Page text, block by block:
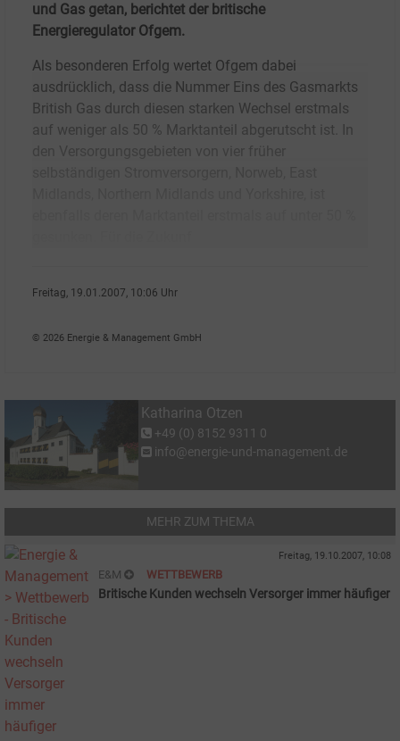
und Gas getan, berichtet der britische
Energieregulator Ofgem.
Als besonderen Erfolg wertet Ofgem dabei
ausdrücklich, dass die Nummer Eins des Gasmarkts
British Gas durch diesen starken Wechsel erstmals
auf weniger als 50 % Marktanteil abgerutscht ist. In
den Versorgungsgebieten von vier früher
Freitag, 19.01.2007, 10:06 Uhr
© 2026 Energie & Management GmbH
Katharina Otzen
+49 (0) 8152 9311 0
info@energie-und-management.de
MEHR ZUM THEMA
Freitag, 19.10.2007, 10:08
E&M WETTBEWERB
Britische Kunden wechseln Versorger immer häufiger